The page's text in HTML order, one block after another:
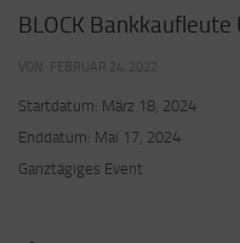
BLOCK
VON FEBRUAR 24, 2022
Startdatum: März 18, 2024
Enddatum: Mai 17, 2024
Ganztägiges Event